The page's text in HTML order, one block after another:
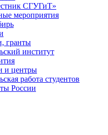
СГУГиТ»
мероприятия
гранты
институт
и центры
работа студентов
России